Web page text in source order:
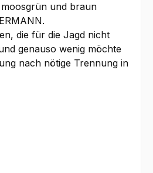
moosgrün und braun
die für die Jagd nicht
genauso wenig möchte
nach nötige Trennung in